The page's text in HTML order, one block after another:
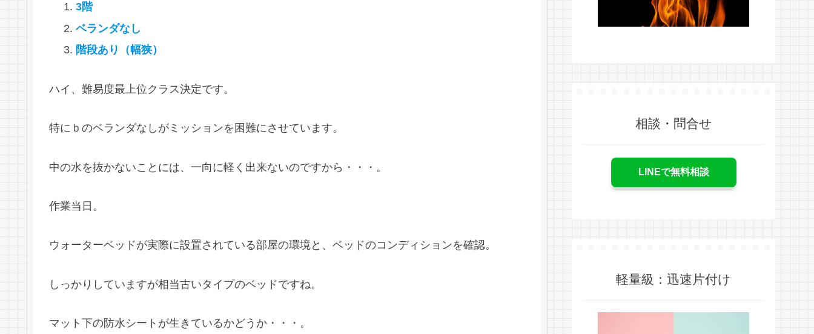
3階
ベランダなし
階段あり（幅狭）
ハイ、難易度最上位クラス決定です。
特にｂのベランダなしがミッションを困難にさせています。
中の水を抜かないことには、一向に軽く出来ないのですから・・・。
作業当日。
ウォーターベッドが実際に設置されている部屋の環境と、ベッドのコンディションを確認。
しっかりしていますが相当古いタイプのベッドですね。
マット下の防水シートが生きているかどうか・・・。
相談・問合せ
LINEで無料相談
軽量級：迅速片付け